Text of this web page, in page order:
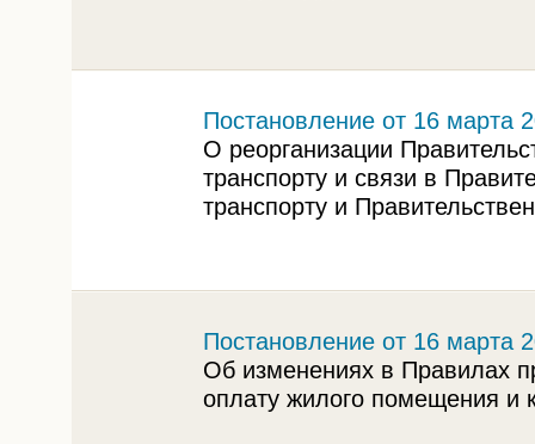
Постановление от 16 марта
О реорганизации
транспорту и связи в
транспорту и
Постановление от 16 марта
Об изменениях в Правилах
оплату жилого помещения и